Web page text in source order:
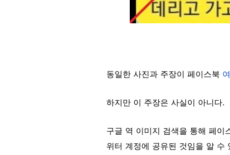
동일한 사진과 주장이 페이스북
하지만 이 주장은 사실이 아니다.
구글 역 이미지 검색을 통해 페이
위터 계정에 공유된 것임을 알 수